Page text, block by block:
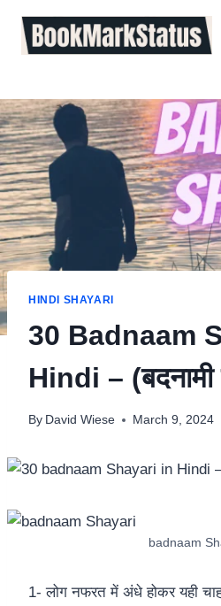
content
HINDI SHAYARI
30 Badnaam
Hindi – (बदनामी
By David Wiese March 9, 2024
badnaam
1- लोग नफरत में अंधे होकर यही